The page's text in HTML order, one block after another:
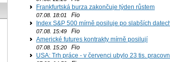
Frankfurtská burza zakončuje týden růstem
07.08. 18:01
Fio
Index S&P 500 mírně posiluje po slabších
07.08. 15:49 Fio
Americké futures kontrakty mírně posilují
07.08. 15:20 Fio
USA: Trh práce - v červenci ubylo 23 tis.